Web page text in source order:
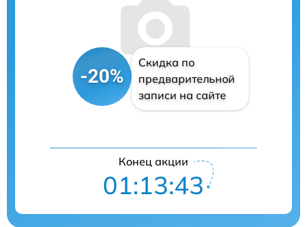
-20%
Скидка по
предварительной
записи на сайте
Конец акции
01:13:42